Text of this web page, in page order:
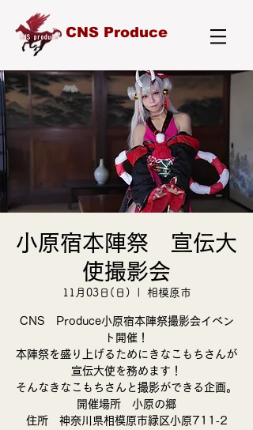
CNS Produce
小原宿本陣祭 宣伝大
使撮影会
11月03日(日) 相模原市
CNS Produce小原宿本陣祭撮影会イベン
ト開催！
本陣祭を盛り上げるためにきなこもちさんが
宣伝大使を務めます！
そんなきなこもちさんと撮影ができる企画。
開催場所 小原の郷
住所 神奈川県相模原市緑区小原711‐2